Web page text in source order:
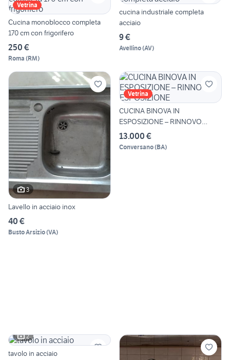
Vetrina
Cucina monoblocco completa
170 cm con frigorifero
250 €
Roma (RM)
cucina industriale completa
acciaio
9 €
Avellino(AV)
3
Lavello in acciaio inox
40 €
Busto Arsizio(VA)
Vetrina
CUCINA BINOVA IN
ESPOSIZIONE – RINNOVO
ESPOSIZIONE
13.000 €
Conversano(BA)
2
tavolo in acciaio